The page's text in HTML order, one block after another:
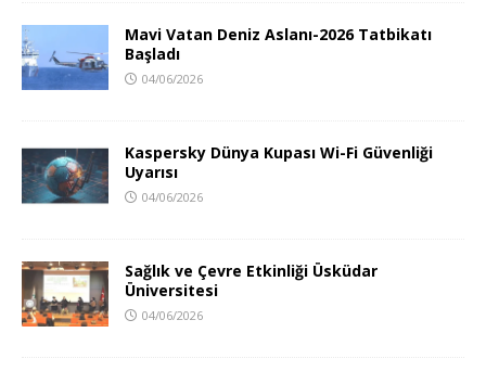
Mavi Vatan Deniz Aslanı-2026 Tatbikatı
Başladı
04/06/2026
Kaspersky Dünya Kupası Wi-Fi Güvenliği
Uyarısı
04/06/2026
Sağlık ve Çevre Etkinliği Üsküdar
Üniversitesi
04/06/2026